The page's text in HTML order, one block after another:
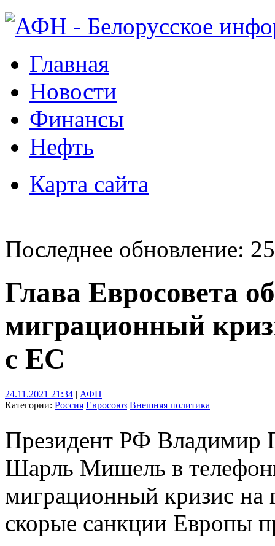
Главная
Новости
Финансы
Нефть
Карта сайта
Последнее обновление:
Глава Евросовета
миграционный
с ЕС
24.11.2021 21:34 | АФН
Категории: Россия Евросоюз Внешняя политика
Президент РФ Владимир
Шарль Мишель в
миграционный кризис на
скорые санкции Европы